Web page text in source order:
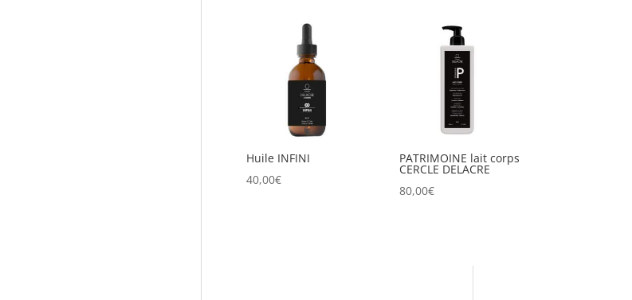
Huile INFINI
40,00€
PATRIMOINE lait corps
CERCLE DELACRE
80,00€